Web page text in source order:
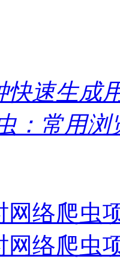
快速生成
：常用浏
网络爬虫
网络爬虫